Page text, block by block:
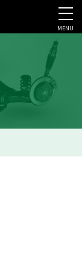
会社案内・採用・IR
MENU